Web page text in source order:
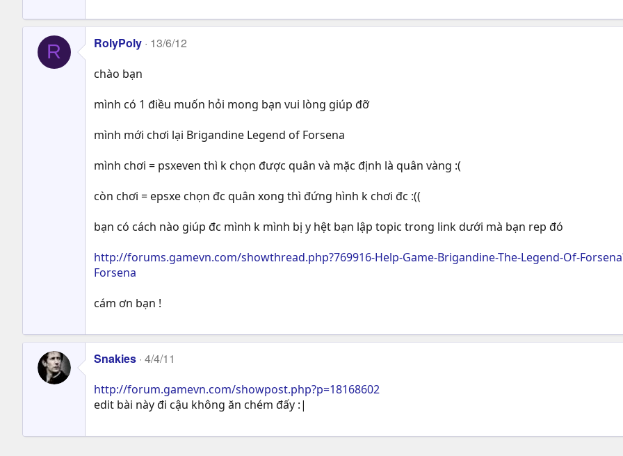
R RolyPoly 13/6/12
chào bạn
mình có 1 điều muốn hỏi mong bạn vui lòng giúp đỡ
mình mới chơi lại Brigandine Legend of Forsena
mình chơi = psxeven thì k chọn được quân và mặc định là quân vàng :(
còn chơi = epsxe chọn đc quân xong thì đứng hình k chơi đc :((
bạn có cách nào giúp đc mình k mình bị y hệt bạn lập topic trong link dưới mà bạn rep đó
http://forums.gamevn.com/showthread.php?769916-Help-Game-Brigandine-The-Legend-Of-
Forsena
cám ơn bạn !
Snakies 4/4/11
http://forum.gamevn.com/showpost.php?p=18168602
edit bài này đi cậu không ăn chém đấy :|